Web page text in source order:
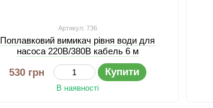
Артикул: 736
Поплавковий вимикач рівня води для
насоса 220В/380В кабель 6 м
530 грн Купити
В наявності